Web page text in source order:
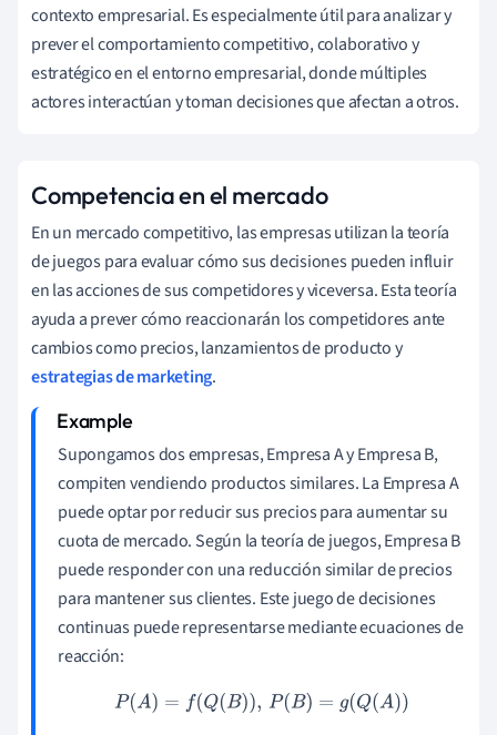
contexto empresarial. Es especialmente útil para analizar y
prever el comportamiento competitivo, colaborativo y
estratégico en el entorno empresarial, donde múltiples
actores interactúan y toman decisiones que afectan a otros.
Competencia en el mercado
En un mercado competitivo, las empresas utilizan la teoría
de juegos para evaluar cómo sus decisiones pueden influir
en las acciones de sus competidores y viceversa. Esta teoría
ayuda a prever cómo reaccionarán los competidores ante
cambios como precios, lanzamientos de producto y
estrategias de marketing.
Supongamos dos empresas, Empresa A y Empresa B,
compiten vendiendo productos similares. La Empresa A
puede optar por reducir sus precios para aumentar su
cuota de mercado. Según la teoría de juegos, Empresa B
puede responder con una reducción similar de precios
para mantener sus clientes. Este juego de decisiones
continuas puede representarse mediante ecuaciones de
reacción:
P (A)=f(Q(B)), P(B)=g( Q(A))